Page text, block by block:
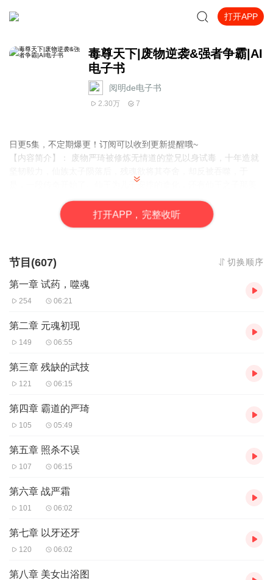
打开APP
毒尊天下|废物逆袭&强者争霸|AI
电子书
阅明de电子书
2.30万 7
日更5集，不定期爆更！订阅可以收到更新提醒哦~
【内容简介】： 废物严琦被修炼无情道的堂兄以身试毒，十年造就
是，一段传奇开始了。仙王为儿子安排的造化，还有仙王之子那美
之是我没动真怒，否则毒尊...
【作者简介】：魔高千丈，网络小说作家，作品《毒尊天下》，欢
稳定，为您播讲优质小说~欢迎关注留言
打开APP，完整收听
节目(607) 切换顺序
第一章 试药，噬魂
254 06:21
第二章 元魂初现
149 06:55
第三章 残缺的武技
121 06:15
第四章 霸道的严琦
105 05:49
第五章 照杀不误
107 06:15
第六章 战严霜
101 06:02
第七章 以牙还牙
120 06:02
第八章 美女出浴图